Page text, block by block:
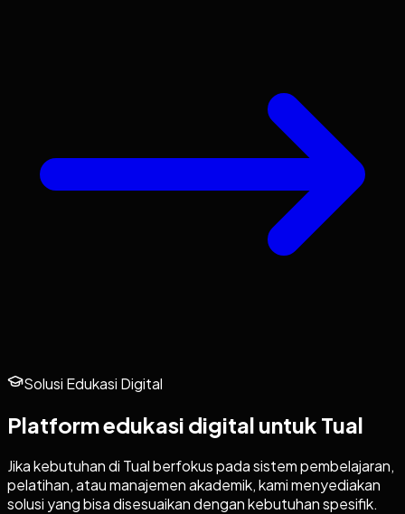
Solusi Edukasi Digital
Platform edukasi digital untuk Tual
Jika kebutuhan di Tualberfokus pada sistem pembelajaran,
pelatihan, atau manajemen akademik, kami menyediakan
solusi yang bisa disesuaikan dengan kebutuhan spesifik.